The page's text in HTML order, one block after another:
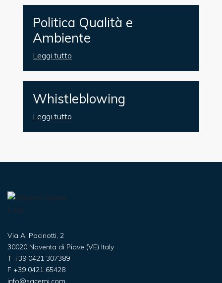
Politica Qualità e
Ambiente
Leggi tutto
Whistleblowing
Leggi tutto
Via A. Pacinotti, 2
30020 Noventa di Piave (VE) Italy
T +39 0421 307389
F +39 0421 65428
info@sacemi.com